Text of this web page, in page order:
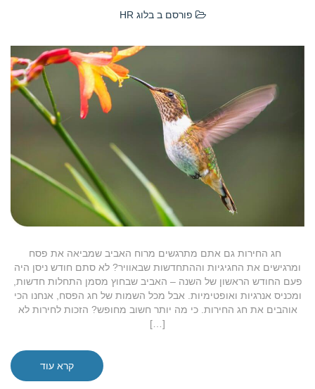
פורסם ב בלוג HR
חג החירות גם אתם מתרגשים מרוח האביב שמביאה את פסח
ומרגישים את החגיגיות וההתחדשות שבאוויר? לא סתם חודש ניסן היה
פעם החודש הראשון של השנה – האביב שבחוץ מסמן התחלות חדשות,
ומכניס אנרגיות ואופטימיות. אבל מכל השמות של חג הפסח, אנחנו הכי
אוהבים את חג החירות. כי מה יותר חשוב מחופש? הזכות לחירות לא
[…]
קרא עוד